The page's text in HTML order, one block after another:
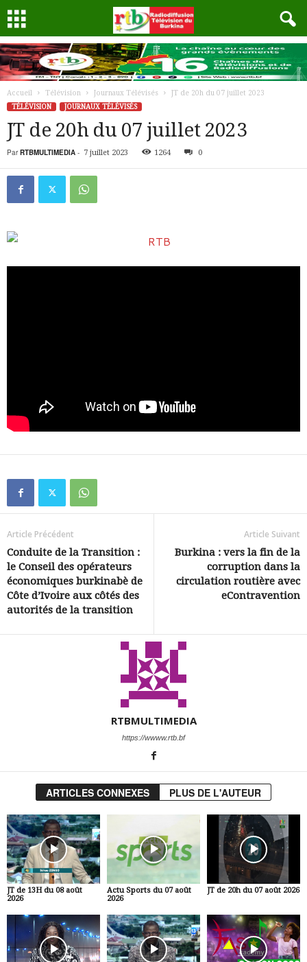
Accueil Télévision Journaux Télévisés
JT de 20h du 07 juillet 2023
TÉLÉVISION
JOURNAUX TÉLÉVISÉS
JT de 20h du 07 juillet 2023
Par RTBMULTIMEDIA - 7 juillet 2023 1264 0
Article Précédent
Conduite de la Transition :
le Conseil des opérateurs
économiques burkinabè de
Côte d’Ivoire aux côtés des
autorités de la transition
Article Suivant
Burkina : vers la fin de la
corruption dans la
circulation routière avec
eContravention
RTBMULTIMEDIA
https://wwww.rtb.bf
ARTICLES CONNEXES PLUS DE L'AUTEUR
JT de 13H du 08 août
2026
Actu Sports du 07 août
2026
JT de 20h du 07 août 2026